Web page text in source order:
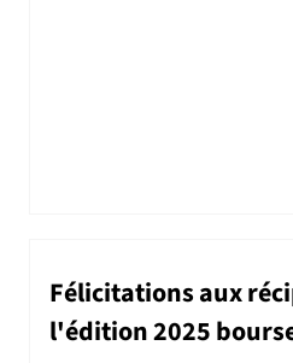
Félicitations aux
l'édition 2025 bourse